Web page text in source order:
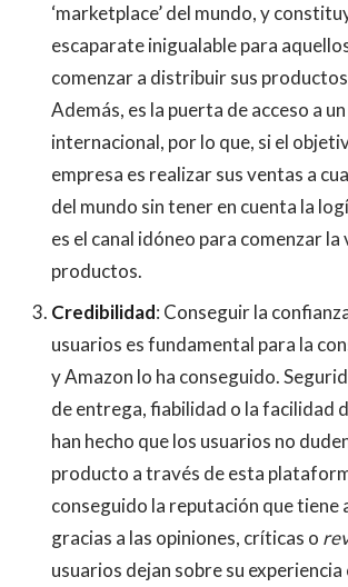
‘marketplace’ del mundo, y
escaparate inigualable para
comenzar a distribuir sus
Además, es la puerta de acceso a
internacional, por lo que, si el
empresa es realizar sus ventas a
del mundo sin tener en cuenta la
es el canal idóneo para comenzar la
productos.
Credibilidad: Conseguir la
usuarios es fundamental para la
y Amazon lo ha conseguido.
de entrega, fiabilidad o la facilidad
han hecho que los usuarios no
producto a través de esta
conseguido la reputación que tiene
gracias a las opiniones, críticas o
usuarios dejan sobre su experiencia